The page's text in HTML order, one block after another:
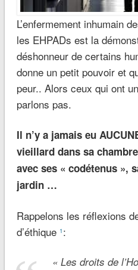
L’enfermement inhumain
les EHPADs est la
déshonneur de certains
donne un petit pouvoir et
peur.. Alors ceux qui ont
parlons pas.
Il n’y a jamais eu
vieillard dans sa
avec ses « codétenus »,
jardin …
Rappelons les réflexions
d’éthique 1 :
« Les droits de